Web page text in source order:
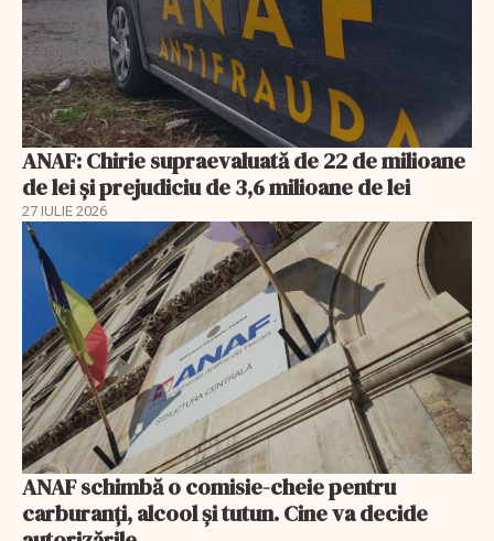
ANAF: Chirie supraevaluată de 22 de milioane
de lei și prejudiciu de 3,6 milioane de lei
27 IULIE 2026
ANAF schimbă o comisie-cheie pentru
carburanți, alcool și tutun. Cine va decide